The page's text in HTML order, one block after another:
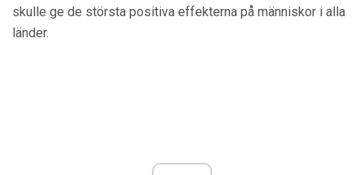
skulle ge de största positiva effekterna på människor i alla
länder.